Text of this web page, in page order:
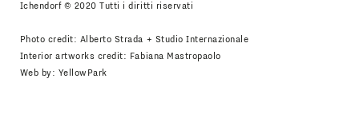
Ichendorf © 2020 Tutti i diritti riservati
Photo credit: Alberto Strada + Studio Internazionale
Interior artworks credit: Fabiana Mastropaolo
Web by: YellowPark